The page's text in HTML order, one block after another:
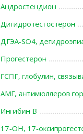
Андростендион
Дигидротестостерон
ДГЭА-SO4,
Прогестерон
ГСПГ, глобулин,
АМГ, антимюллеров
Ингибин В
17-ОН, 17-